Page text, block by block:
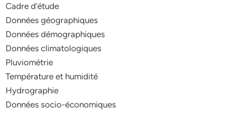
Cadre d’étude
Données géographiques
Données démographiques
Données climatologiques
Pluviométrie
Température et humidité
Hydrographie
Données socio-économiques